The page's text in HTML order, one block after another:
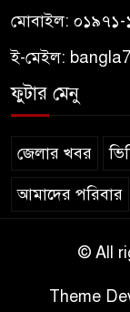
মোবাইল:
ই-মেইল:
ফুটার মেনু
জেলার খবর
আমাদের পরিবার
© All
Theme